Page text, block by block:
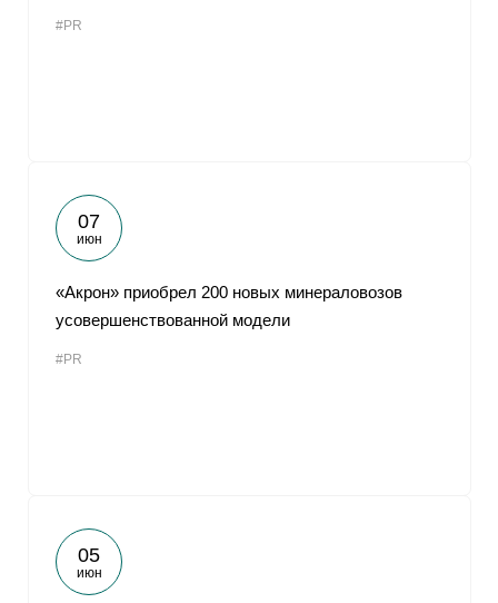
#PR
07
июн
«Акрон» приобрел 200 новых минераловозов
усовершенствованной модели
#PR
05
июн